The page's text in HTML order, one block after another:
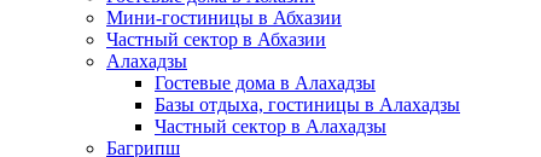
Мини-гостиницы в Абхазии
Частный сектор в Абхазии
Алахадзы
Гостевые дома в Алахадзы
Базы отдыха, гостиницы в Алахадзы
Частный сектор в Алахадзы
Багрипш